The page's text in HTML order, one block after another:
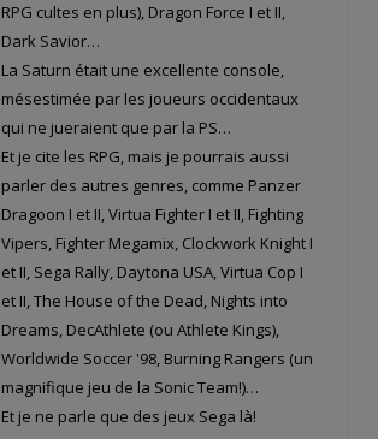
RPG cultes en plus), Dragon Force I et II,
Dark Savior…
La Saturn était une excellente console,
mésestimée par les joueurs occidentaux
qui ne jueraient que par la PS…
Et je cite les RPG, mais je pourrais aussi
parler des autres genres, comme Panzer
Dragoon I et II, Virtua Fighter I et II, Fighting
Vipers, Fighter Megamix, Clockwork Knight I
et II, Sega Rally, Daytona USA, Virtua Cop I
et II, The House of the Dead, Nights into
Dreams, DecAthlete (ou Athlete Kings),
Worldwide Soccer '98, Burning Rangers (un
magnifique jeu de la Sonic Team!)…
Et je ne parle que des jeux Sega là!